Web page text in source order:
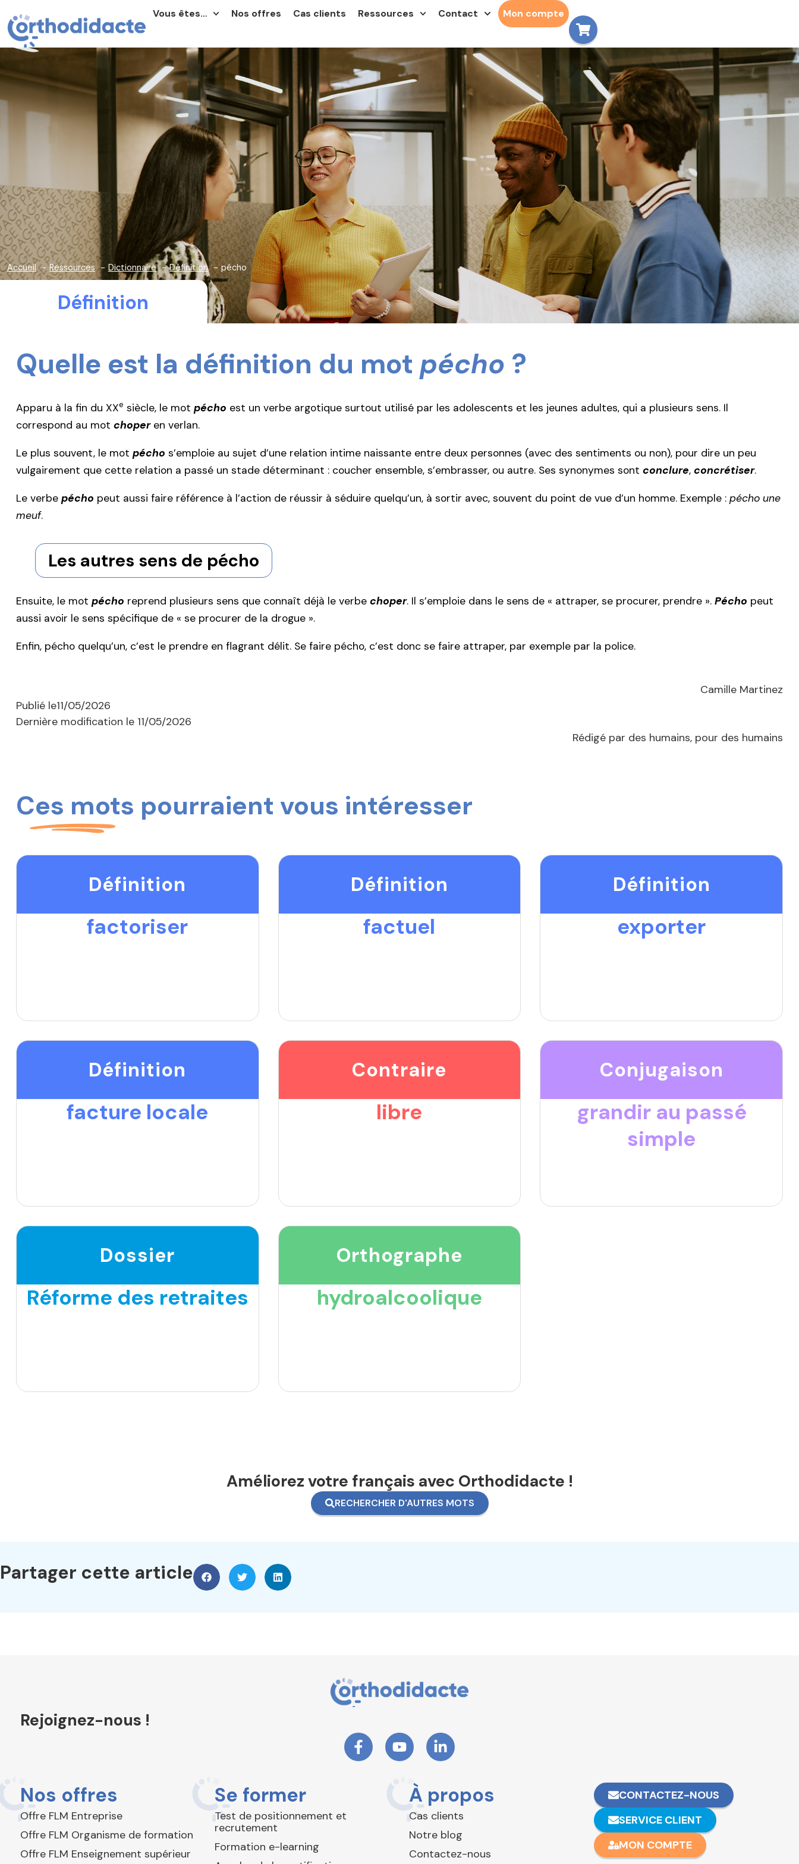
Vous êtes… Nos offres Cas clients Ressources Contact Mon compte
Accueil Ressources Dictionnaire Définition pécho
Définition
Quelle est la définition du mot pécho ?
Apparu à la fin du XXe siècle, le mot pécho est un verbe argotique surtout utilisé par les adolescents et les jeunes adultes, qui a plusieurs sens. Il
correspond au mot choperen verlan.
Le plus souvent, le mot pécho s’emploie au sujet d’une relation intime naissante entre deux personnes (avec des sentiments ou non), pour dire un peu
vulgairement que cette relation a passé un stade déterminant : coucher ensemble, s’embrasser, ou autre. Ses synonymes sont conclure, concrétiser.
Le verbe pécho peut aussi faire référence à l’action de réussir à séduire quelqu’un, à sortir avec, souvent du point de vue d’un homme. Exemple : pécho une
meuf.
Les autres sens de pécho
Ensuite, le mot pécho reprend plusieurs sens que connaît déjà le verbe choper. Il s’emploie dans le sens de « attraper, se procurer, prendre ». Pécho peut
aussi avoir le sens spécifique de « se procurer de la drogue ».
Enfin, pécho quelqu’un, c’est le prendre en flagrant délit. Se faire pécho, c’est donc se faire attraper, par exemple par la police.
Camille Martinez
Publié le11/05/2026
Dernière modification le 11/05/2026
Rédigé par des humains, pour des humains
Ces mots pourraient vous intéresser
Définition
factoriser
Définition
factuel
Définition
exporter
Définition
facture locale
Contraire
libre
Conjugaison
grandir au passé
simple
Dossier
Réforme des retraites
Orthographe
hydroalcoolique
Améliorez votre français avec Orthodidacte !
RECHERCHER D'AUTRES MOTS
Partager cette article
Rejoignez-nous !
Nos offres
Offre FLM Entreprise
Offre FLM Organisme de formation
Offre FLM Enseignement supérieur
Se former
Test de positionnement et
recrutement
Formation e-learning
À propos
Cas clients
Notre blog
Contactez-nous
CONTACTEZ-NOUS
SERVICE CLIENT
MON COMPTE